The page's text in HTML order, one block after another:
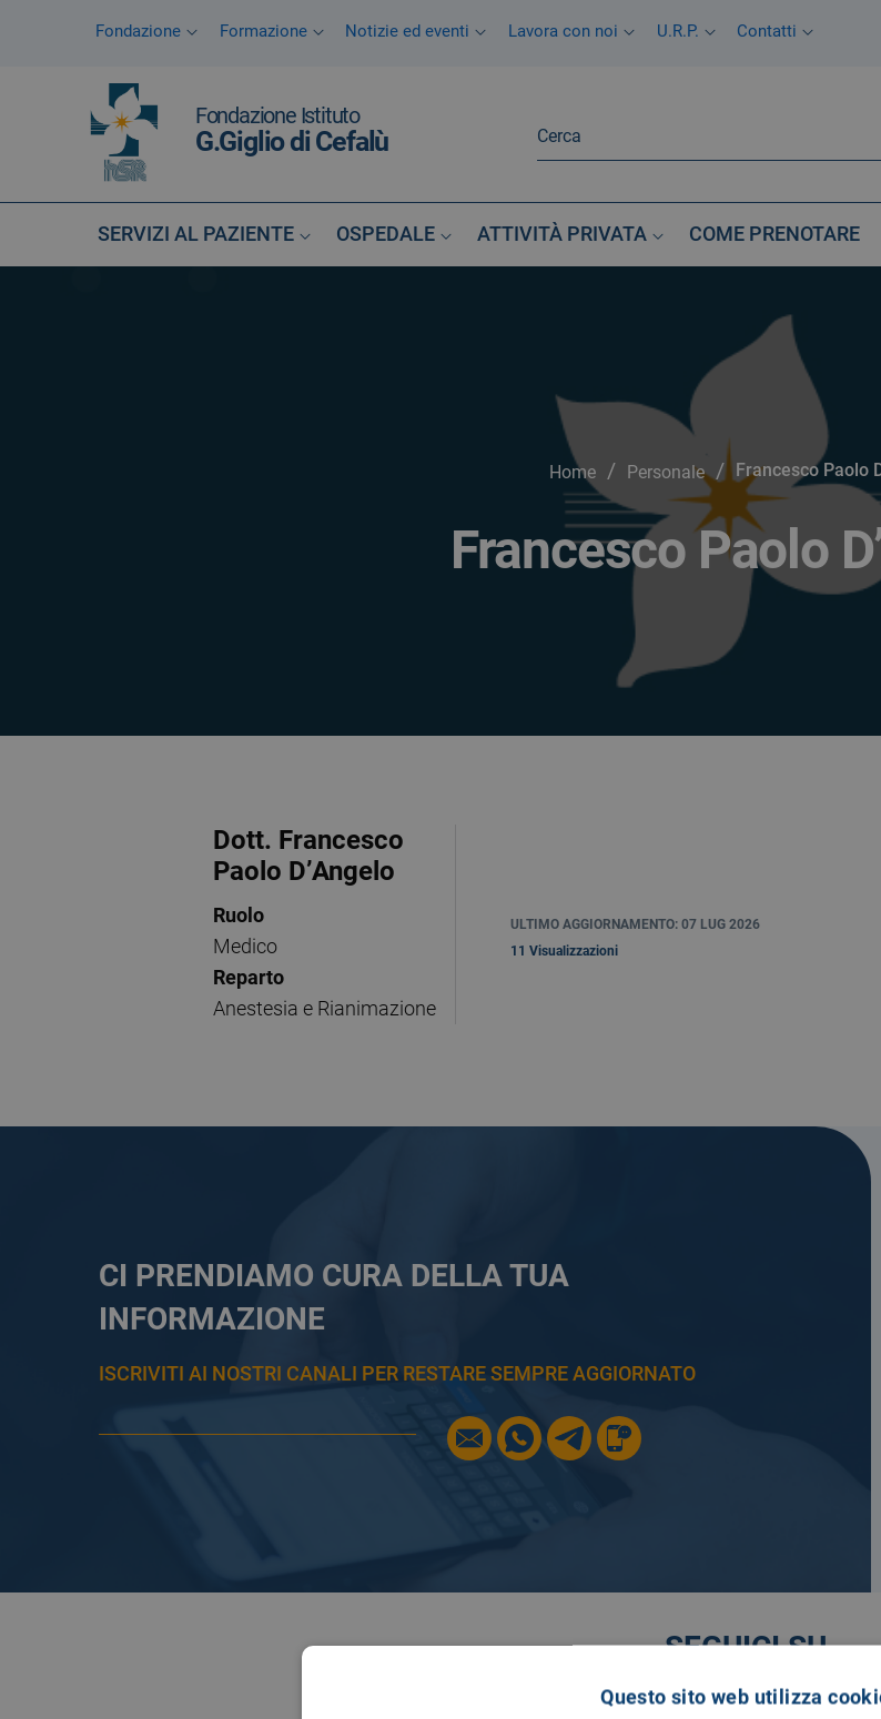
Vai al menu di navigazione
Fondazione Formazione Notizie ed eventi Lavora con noi U.R.P. Contatti
Fondazione Istituto
G.Giglio di Cefalù
SERVIZI AL PAZIENTE OSPEDALE ATTIVITÀ PRIVATA COME PRENOTARE
Home / Personale / Francesco Paolo
Francesco Paolo
Dott. Francesco
Paolo D’Angelo
Ruolo
Medico
Reparto
Anestesia e Rianimazione
ULTIMO AGGIORNAMENTO: 07 LUG 2026
11 Visualizzazioni
CI PRENDIAMO CURA DELLA TUA
INFORMAZIONE
ISCRIVITI AI NOSTRI CANALI PER RESTARE SEMPRE AGGIORNATO
SEGUICI SU
Questo sito web utilizza